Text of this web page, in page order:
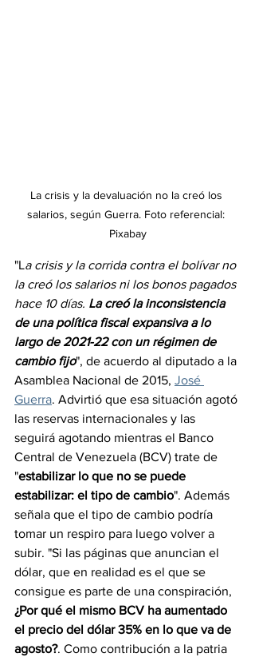
La crisis y la devaluación no la creó los
salarios, según Guerra. Foto referencial:
Pixabay
"La crisis y la corrida contra el bolívar no
la creó los salarios ni los bonos pagados
hace 10 días. La creó la inconsistencia
de una política fiscal expansiva a lo
largo de 2021-22 con un régimen de
cambio fijo", de acuerdo al diputado a la
Asamblea Nacional de 2015, José
Guerra. Advirtió que esa situación agotó
las reservas internacionales y las
seguirá agotando mientras el Banco
Central de Venezuela (BCV) trate de
"estabilizar lo que no se puede
estabilizar: el tipo de cambio". Además
señala que el tipo de cambio podría
tomar un respiro para luego volver a
subir. "Si las páginas que anuncian el
dólar, que en realidad es el que se
consigue es parte de una conspiración,
¿Por qué el mismo BCV ha aumentado
el precio del dólar 35% en lo que va de
agosto?. Como contribución a la patria